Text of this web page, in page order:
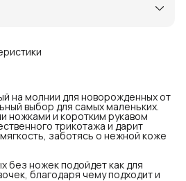
на молнии для новорожденных от
выбор для самых маленьких.
ножками и коротким рукавом
трикотажа и дарит
заботясь о нежной коже
без ножек подойдет как для
благодаря чему подходит и